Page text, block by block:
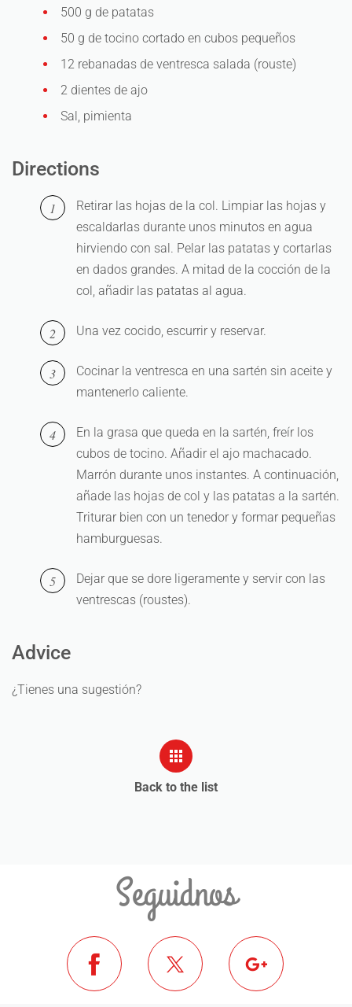
500 g de patatas
50 g de tocino cortado en cubos pequeños
12 rebanadas de ventresca salada (rouste)
2 dientes de ajo
Sal, pimienta
Directions
Retirar las hojas de la col. Limpiar las hojas y
escaldarlas durante unos minutos en agua
hirviendo con sal. Pelar las patatas y cortarlas
en dados grandes. A mitad de la cocción de la
col, añadir las patatas al agua.
Una vez cocido, escurrir y reservar.
Cocinar la ventresca en una sartén sin aceite y
mantenerlo caliente.
En la grasa que queda en la sartén, freír los
cubos de tocino. Añadir el ajo machacado.
Marrón durante unos instantes. A continuación,
añade las hojas de col y las patatas a la sartén.
Triturar bien con un tenedor y formar pequeñas
hamburguesas.
Dejar que se dore ligeramente y servir con las
ventrescas (roustes).
Advice
¿Tienes una sugestión?
Back to the list
Seguidnos